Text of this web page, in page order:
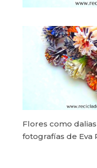
Flores como
fotografías de Eva